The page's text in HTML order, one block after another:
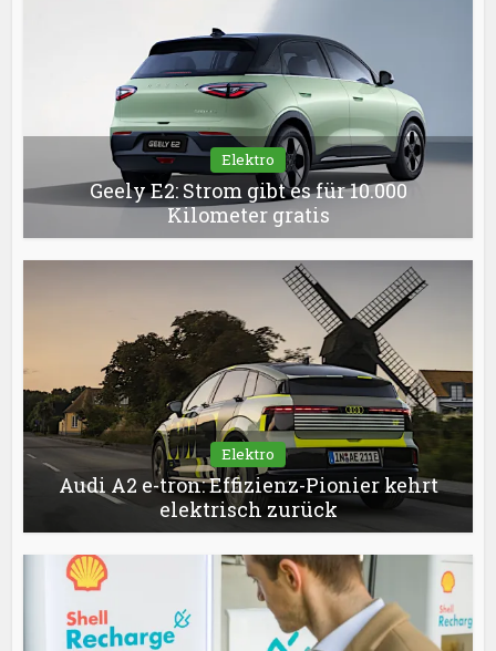
Elektro
Geely E2: Strom gibt es für 10.000
Kilometer gratis
Elektro
Audi A2 e-tron: Effizienz-Pionier kehrt
elektrisch zurück